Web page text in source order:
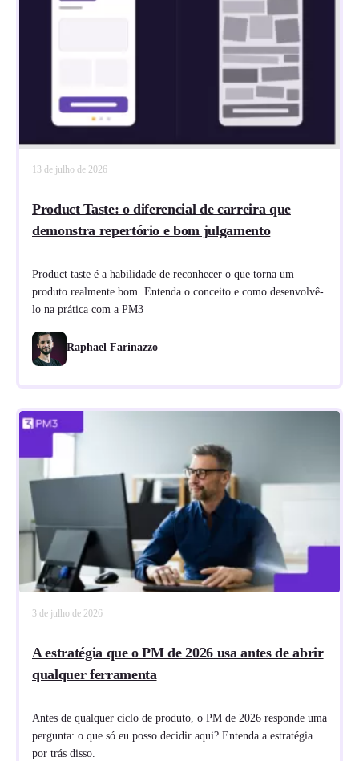
13 de julho de 2026
Product Taste: o diferencial de carreira que
demonstra repertório e bom julgamento
Product taste é a habilidade de reconhecer o que torna um
produto realmente bom. Entenda o conceito e como desenvolvê-
lo na prática com a PM3
Raphael Farinazzo
3 de julho de 2026
A estratégia que o PM de 2026 usa antes de abrir
qualquer ferramenta
Antes de qualquer ciclo de produto, o PM de 2026 responde uma
pergunta: o que só eu posso decidir aqui? Entenda a estratégia
por trás disso.